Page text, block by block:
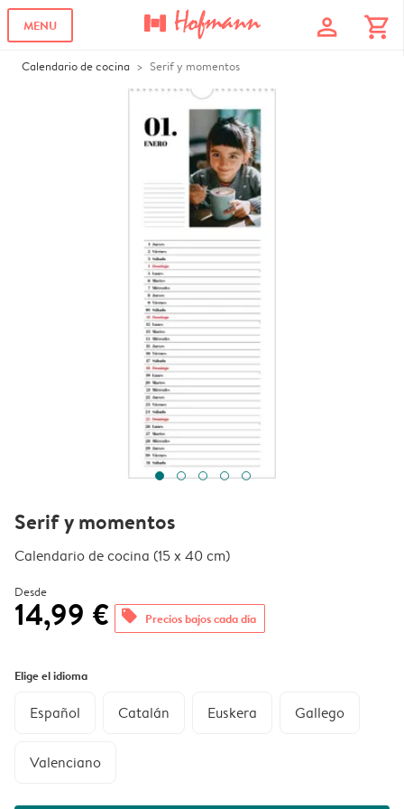
MENU profile shopping_cart
Calendario de cocina Serif y momentos
Serif y momentos
Calendario de cocina (15 x 40 cm)
Desde
14,99 € offers Precios bajos cada día
Elige el idioma
Español Catalán Euskera Gallego
Valenciano